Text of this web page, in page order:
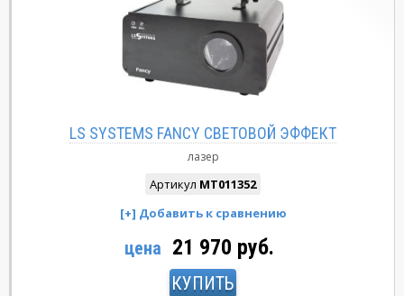
LS SYSTEMS FANCY СВЕТОВОЙ ЭФФЕКТ
лазер
Артикул MT011352
цена 21 970 руб.
КУПИТЬ